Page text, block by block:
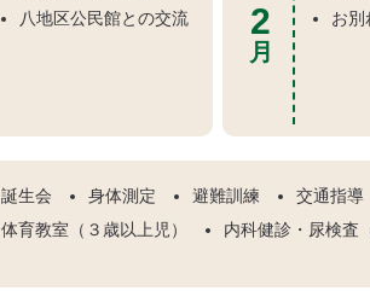
八地区公民館との交流
2
月
お別
誕生会 身体測定 避難訓練 交通指導
体育教室（３歳以上児）
内科健診・尿検査